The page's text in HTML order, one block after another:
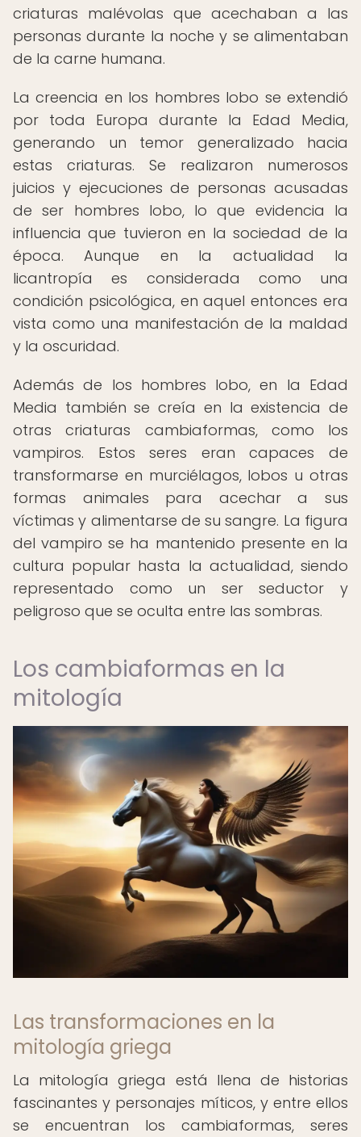
criaturas malévolas que acechaban a las
personas durante la noche y se alimentaban
de la carne humana.
La creencia en los hombres lobo se extendió
por toda Europa durante la Edad Media,
generando un temor generalizado hacia
estas criaturas. Se realizaron numerosos
juicios y ejecuciones de personas acusadas
de ser hombres lobo, lo que evidencia la
influencia que tuvieron en la sociedad de la
época. Aunque en la actualidad la
licantropía es considerada como una
condición psicológica, en aquel entonces era
vista como una manifestación de la maldad
y la oscuridad.
Además de los hombres lobo, en la Edad
Media también se creía en la existencia de
otras criaturas cambiaformas, como los
vampiros. Estos seres eran capaces de
transformarse en murciélagos, lobos u otras
formas animales para acechar a sus
víctimas y alimentarse de su sangre. La figura
del vampiro se ha mantenido presente en la
cultura popular hasta la actualidad, siendo
representado como un ser seductor y
peligroso que se oculta entre las sombras.
Los cambiaformas en la
mitología
Las transformaciones en la
mitología griega
La mitología griega está llena de historias
fascinantes y personajes míticos, y entre ellos
se encuentran los cambiaformas, seres